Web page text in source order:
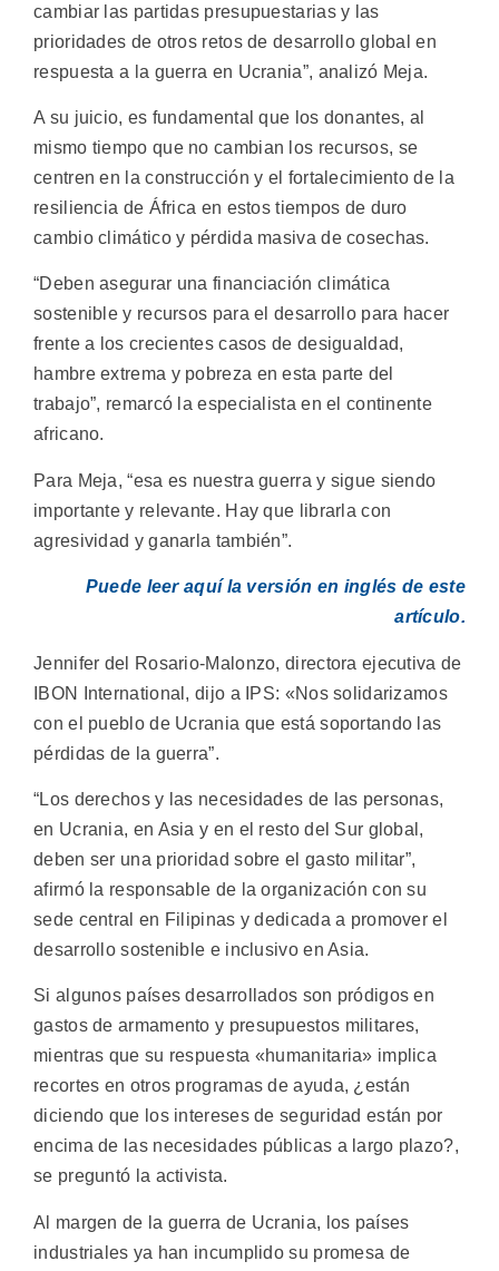
cambiar las partidas presupuestarias y las
prioridades de otros retos de desarrollo global en
respuesta a la guerra en Ucrania”, analizó Meja.
A su juicio, es fundamental que los donantes, al
mismo tiempo que no cambian los recursos, se
centren en la construcción y el fortalecimiento de la
resiliencia de África en estos tiempos de duro
cambio climático y pérdida masiva de cosechas.
“Deben asegurar una financiación climática
sostenible y recursos para el desarrollo para hacer
frente a los crecientes casos de desigualdad,
hambre extrema y pobreza en esta parte del
trabajo”, remarcó la especialista en el continente
africano.
Para Meja, “esa es nuestra guerra y sigue siendo
importante y relevante. Hay que librarla con
agresividad y ganarla también”.
Puede leer aquí la versión en inglés de este
artículo.
Jennifer del Rosario-Malonzo, directora ejecutiva de
IBON International, dijo a IPS: «Nos solidarizamos
con el pueblo de Ucrania que está soportando las
pérdidas de la guerra”.
“Los derechos y las necesidades de las personas,
en Ucrania, en Asia y en el resto del Sur global,
deben ser una prioridad sobre el gasto militar”,
afirmó la responsable de la organización con su
sede central en Filipinas y dedicada a promover el
desarrollo sostenible e inclusivo en Asia.
Si algunos países desarrollados son pródigos en
gastos de armamento y presupuestos militares,
mientras que su respuesta «humanitaria» implica
recortes en otros programas de ayuda, ¿están
diciendo que los intereses de seguridad están por
encima de las necesidades públicas a largo plazo?,
se preguntó la activista.
Al margen de la guerra de Ucrania, los países
industriales ya han incumplido su promesa de